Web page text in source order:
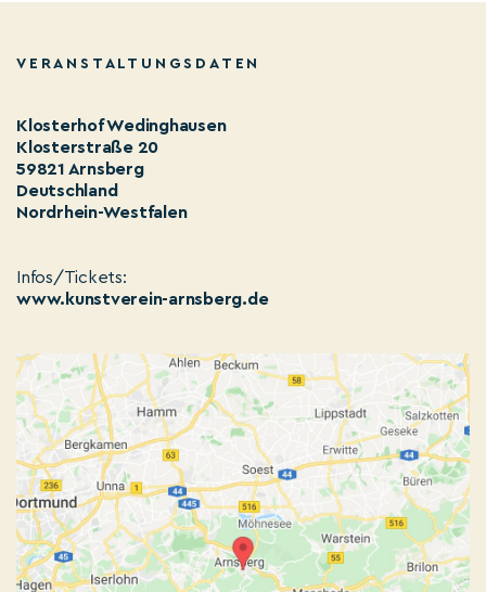
VERANSTALTUNGSDATEN
Klosterhof Wedinghausen
Klosterstraße 20
59821 Arnsberg
Deutschland
Nordrhein-Westfalen
Infos/Tickets:
www.kunstverein-arnsberg.de